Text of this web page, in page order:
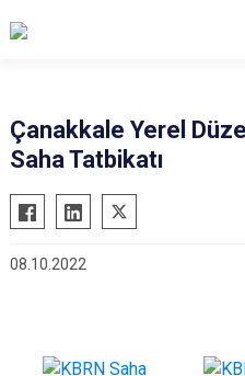
Çanakkale Yerel
Saha Tatbikatı
08.10.2022